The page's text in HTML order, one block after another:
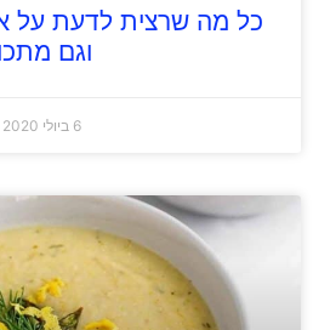
כל מה שרצית לדעת על
וגם
6 ביולי 2020